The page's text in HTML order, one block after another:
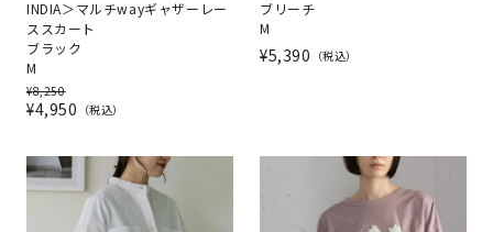
INDIA＞マルチwayギャザーレー
ススカート
ブラック
M
¥8,250
¥4,950 税込
ブリーチ
M
¥5,390 税込